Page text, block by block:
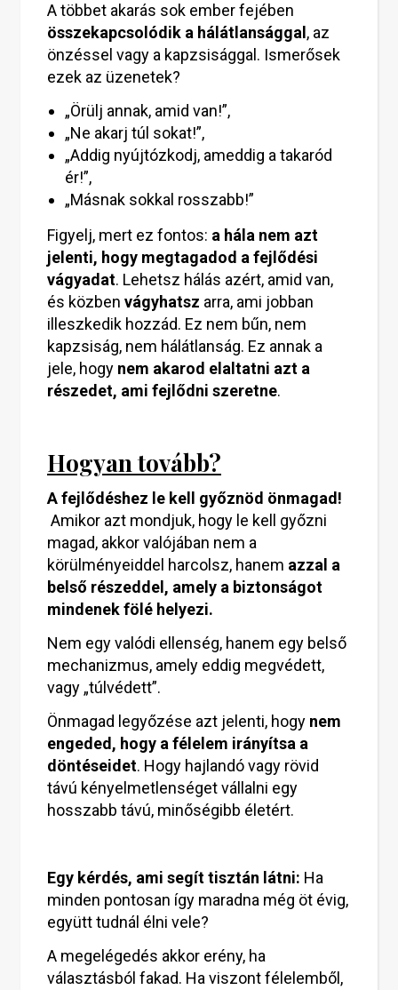
A többet akarás sok ember fejében
összekapcsolódik a hálátlansággal , az
önzéssel vagy a kapzsisággal. Ismerősek
ezek az üzenetek?
„Örülj annak, amid van!”,
„Ne akarj túl sokat!”,
„Addig nyújtózkodj, ameddig a takaród
ér!”,
„Másnak sokkal rosszabb!”
Figyelj, mert ez fontos: a hála nem azt
jelenti, hogy megtagadod a fejlődési
vágyadat. Lehetsz hálás azért, amid van,
és közben vágyhatsz arra, ami jobban
illeszkedik hozzád. Ez nem bűn, nem
kapzsiság, nem hálátlanság. Ez annak a
jele, hogy nem akarod elaltatni azt a
részedet, ami fejlődni szeretne.
Hogyan tovább?
A fejlődéshez le kell győznöd önmagad!
Amikor azt mondjuk, hogy le kell győzni
magad, akkor valójában nem a
körülményeiddel harcolsz, hanem azzal a
belső részeddel, amely a biztonságot
mindenek fölé helyezi.
Nem egy valódi ellenség, hanem egy belső
mechanizmus, amely eddig megvédett,
vagy „túlvédett”.
Önmagad legyőzése azt jelenti, hogy nem
engeded, hogy a félelem irányítsa a
döntéseidet. Hogy hajlandó vagy rövid
távú kényelmetlenséget vállalni egy
hosszabb távú, minőségibb életért.
Egy kérdés, ami segít tisztán látni: Ha
minden pontosan így maradna még öt évig,
együtt tudnál élni vele?
A megelégedés akkor erény, ha
választásból fakad. Ha viszont félelemből,